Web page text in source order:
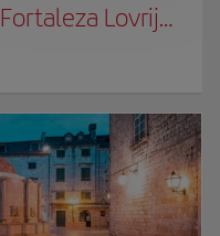
Fortaleza Lovrijenac